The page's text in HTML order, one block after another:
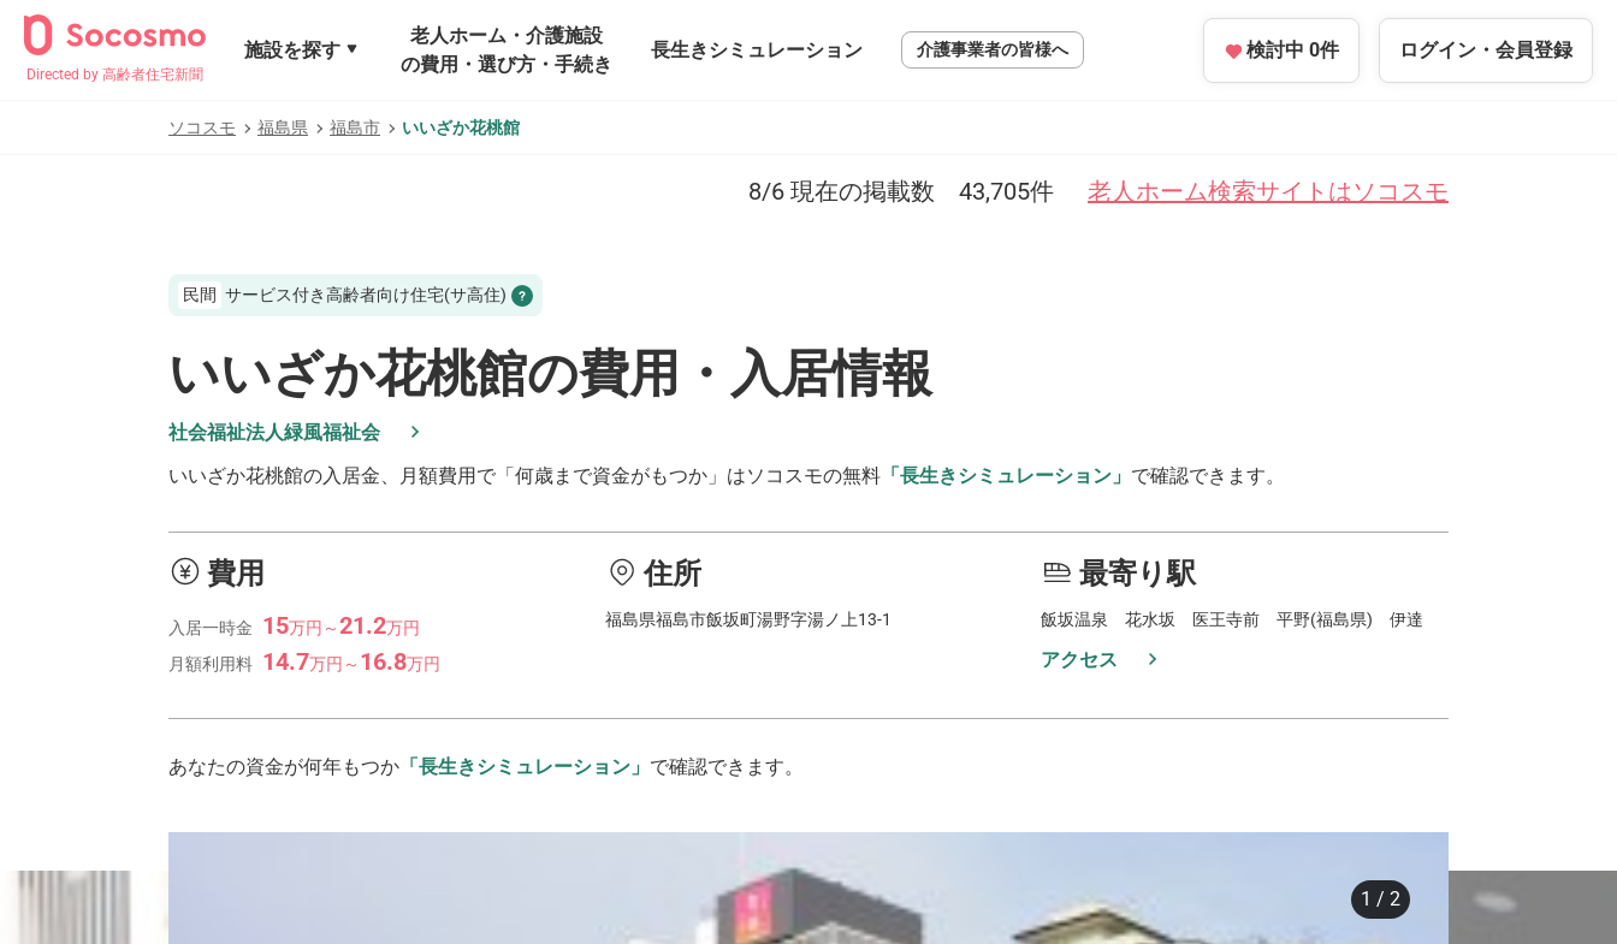
Directed by 高齢者住宅新聞
施設を探す
老人ホーム・介護施設
の費用・選び方・手続き
長生きシミュレーション 介護事業者の皆様へ 検討中 0件 ログイン・ 会員登録
ソコスモ 福島県 福島市 いいざか花桃館
8/6 現在の掲載数 43,705件 老人ホーム検索サイトはソコスモ
民間 サービス付き高齢者向け住宅(サ高住)
いいざか花桃館の費用・入居情報
社会福祉法人緑風福祉会
いいざか花桃館の入居金、月額費用で「何歳まで資金がもつか」はソコスモの無料 「長生きシミュレーション」 で確認できます。
費用
入居一時金 15万円 ～21.2万円
月額利用料 14.7万円 ～ 16.8万円
住所
福島県福島市飯坂町湯野字湯ノ上13-1
最寄り駅
飯坂温泉 花水坂 医王寺前 平野(福島県) 伊達
アクセス
あなたの資金が何年もつか 「長生きシミュレーション」 で確認できます。
1 / 2